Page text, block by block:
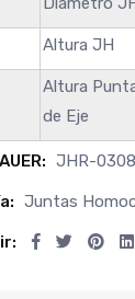
Altura JH
Altura
de Eje
JHR-0308
Juntas